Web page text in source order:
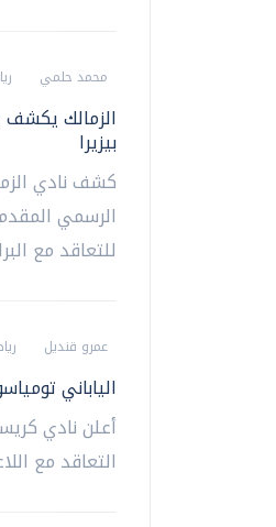
محمد حلمي
الزمالك
بيزيرا
كشف نادي
الرسمي
للتعاقد مع
عمرو قنديل
الياباني
أعلن نادي
التعاقد مع